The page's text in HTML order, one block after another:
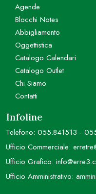
Agende
Blocchi Notes
Abbigliamento
Oggettistica
Catalogo Calendari
Catalogo Outlet
Chi Siamo
Contatti
Infoline
Telefono: 055.841513 -
Ufficio Commerciale:
Ufficio Grafico:
Ufficio Amministrativo: